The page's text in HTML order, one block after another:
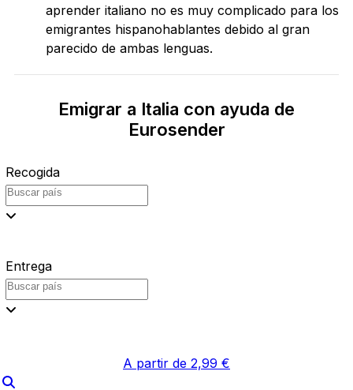
aprender italiano no es muy complicado para los
emigrantes hispanohablantes debido al gran
parecido de ambas lenguas.
Emigrar a Italia con ayuda de
Eurosender
Recogida
Entrega
A partir de 2,99 €